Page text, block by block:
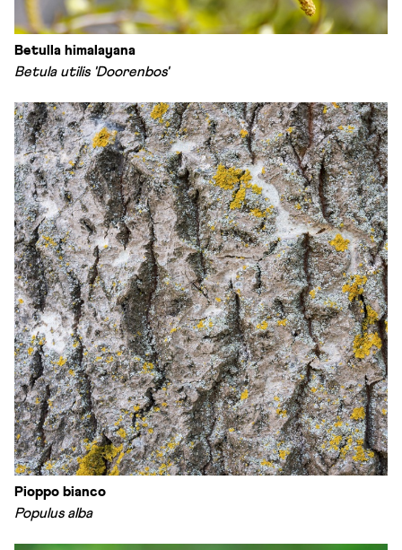
Betulla himalayana
Betula utilis 'Doorenbos'
Pioppo bianco
Populus alba